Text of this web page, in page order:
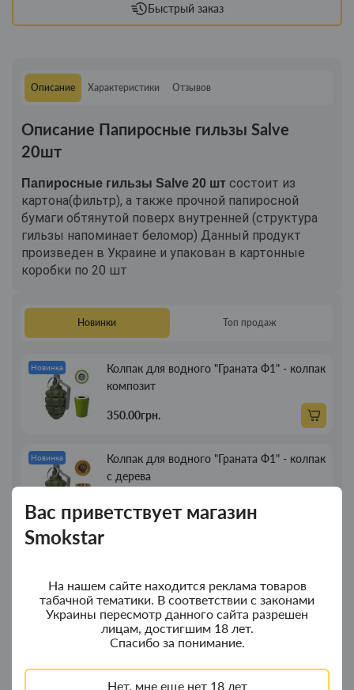
Вас приветствует магазин
Smokstar
На нашем сайте находится реклама товаров
табачной тематики. В соответствии с законами
Украины пересмотр данного сайта разрешен
лицам, достигшим 18 лет.
Спасибо за понимание.
Нет, мне еще нет 18 лет
Быстрый заказ
Описание Характеристики Отзывов
Описание Папиросные гильзы Salve
20шт
Папиросные гильзы Salve 20 шт состоит из
картона(фильтр), а также прочной папиросной
бумаги обтянутой поверх внутренней (структура
гильзы напоминает беломор) Данный продукт
произведен в Украине и упакован в картонные
коробки по 20 шт
gylzy-
20sht
Новинки Топ продаж
Новинка
Колпак для водного "Граната Ф1" - колпак
композит
350.00грн.
Новинка
Колпак для водного "Граната Ф1" - колпак
с дерева
Новинка
269.00грн.
Трубка для курения деревянная прямая
89.00грн.